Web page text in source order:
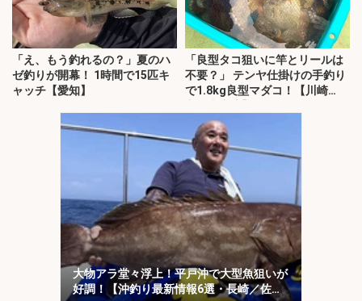
「え、もう釣れるの？」夏のハ
ゼ釣りが開幕！ 1時間で15匹キ
ャッチ【愛知】
「良型タコ狙いに竿とリールは
不要？」 テンヤ仕掛けの手釣り
で1.8kg良型マダコ！【川崎
大物アラ堂々浮上！平戸沖で大型魚狙いが
好調！【沖釣り最新情報6選・長崎／佐